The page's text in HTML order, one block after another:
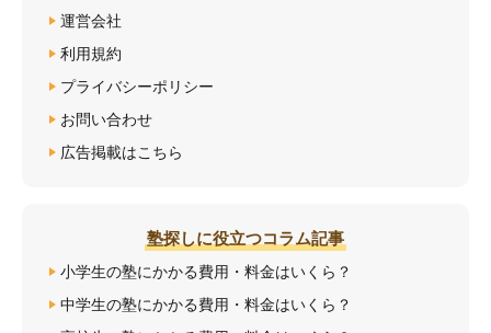
運営会社
利用規約
プライバシーポリシー
お問い合わせ
広告掲載はこちら
塾探しに役立つコラム記事
小学生の塾にかかる費用・料金はいくら？
中学生の塾にかかる費用・料金はいくら？